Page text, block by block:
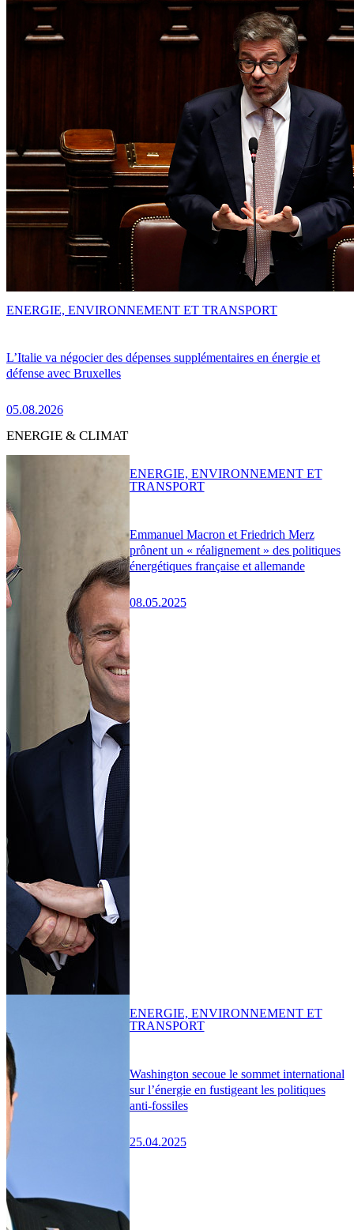
L’Italie va négocier des dépenses supplémentaires en énergie et
défense avec Bruxelles
05.08.2026
ENERGIE, ENVIRONNEMENT ET TRANSPORT
ENERGIE & CLIMAT
Emmanuel Macron et Friedrich Merz
prônent un « réalignement » des politiques
énergétiques française et allemande
08.05.2025
ENERGIE, ENVIRONNEMENT ET
TRANSPORT
Washington secoue le sommet international
sur l’énergie en fustigeant les politiques
anti-fossiles
25.04.2025
ENERGIE, ENVIRONNEMENT ET
TRANSPORT